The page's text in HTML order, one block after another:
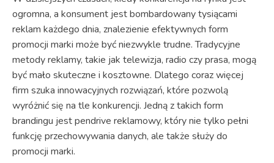
ogromna, a konsument jest bombardowany tysiącami
reklam każdego dnia, znalezienie efektywnych form
promocji marki może być niezwykle trudne. Tradycyjne
metody reklamy, takie jak telewizja, radio czy prasa, mogą
być mało skuteczne i kosztowne. Dlatego coraz więcej
firm szuka innowacyjnych rozwiązań, które pozwolą
wyróżnić się na tle konkurencji. Jedną z takich form
brandingu jest pendrive reklamowy, który nie tylko pełni
funkcję przechowywania danych, ale także służy do
promocji marki.